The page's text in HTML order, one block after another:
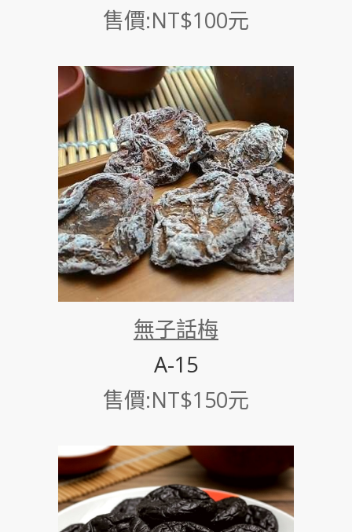
售價:NT$100元
無子話梅
A-15
售價:NT$150元